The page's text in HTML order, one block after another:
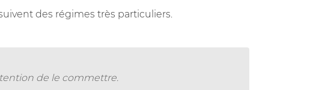
des régimes très particuliers.
de le commettre.